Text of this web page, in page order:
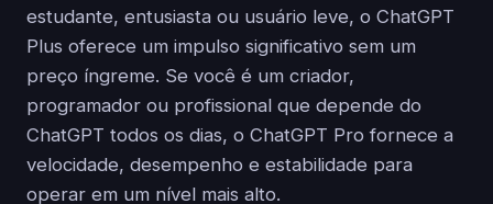
estudante, entusiasta ou usuário leve, o ChatGPT
Plus oferece um impulso significativo sem um
preço íngreme. Se você é um criador,
programador ou profissional que depende do
ChatGPT todos os dias, o ChatGPT Pro fornece a
velocidade, desempenho e estabilidade para
operar em um nível mais alto.